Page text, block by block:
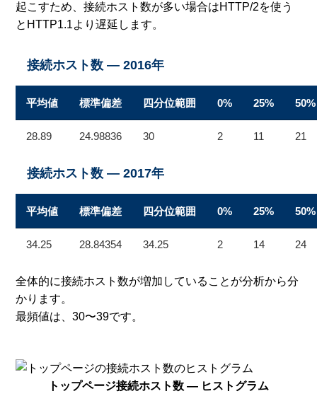
起こすため、接続ホスト数が多い場合はHTTP/2を使う
とHTTP1.1より遅延します。
接続ホスト数 — 2016年
平均値 標準偏差 四分位範囲 0% 25% 50%
28.89 24.98836 30 2 11 21
接続ホスト数 — 2017年
平均値 標準偏差 四分位範囲 0% 25% 50%
34.25 28.84354 34.25 2 14 24
全体的に接続ホスト数が増加していることが分析から分
かります。
最頻値は、30〜39です。
トップページ接続ホスト数 — ヒストグラム